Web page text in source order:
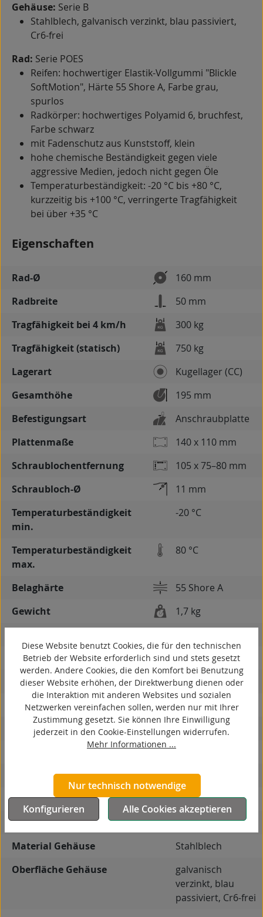
Gehäuse: Serie B
Stahlblech, galvanisch verzinkt, blau passiviert,
Cr6-frei
Rad: Serie POES
Reifen: hochwertiger Elastik-Vollgummi "Blickle
SoftMotion", Härte 55 Shore A, Farbe grau,
spurlos
Radkörper: hochwertiges Polyamid 6, bruchfest,
Farbe schwarz
mit Fadenschutz aus Kunststoff, klein
hohe chemische Beständigkeit gegen viele
aggressive Medien, jedoch nicht gegen Öle
Temperaturbeständigkeit: -20 °C bis +80 °C,
kurzzeitig bis +100 °C, verringerte Tragfähigkeit
bei über +35 °C
Eigenschaften
Rad-Ø
160 mm
Radbreite
50 mm
Tragfähigkeit bei 4 km/h
300 kg
Tragfähigkeit (statisch)
750 kg
Lagerart
Kugellager (CC)
Gesamthöhe
195 mm
Befestigungsart
Anschraubplatte
Plattenmaße
140 x 110 mm
Schraublochentfernung
105 x 75–80 mm
Schraubloch-Ø
11 mm
Temperaturbeständigkeit
min.
-20 °C
Temperaturbeständigkeit
max.
80 °C
Belaghärte
55 Shore A
Gewicht
1,7 kg
kontaktverfärbungsfrei
antistatisch
ESD
elektrisch leitfähig
korrosionsbeständig
hitzebeständig
autoklaventauglich
Produkttyp
Bockrolle
Material Gehäuse
Stahlblech
Oberfläche Gehäuse
galvanisch
verzinkt, blau
passiviert, Cr6-frei
Diese Website benutzt Cookies, die für den technischen
Betrieb der Website erforderlich sind und stets gesetzt
werden. Andere Cookies, die den Komfort bei Benutzung
dieser Website erhöhen, der Direktwerbung dienen oder
die Interaktion mit anderen Websites und sozialen
Netzwerken vereinfachen sollen, werden nur mit Ihrer
Zustimmung gesetzt. Sie können Ihre Einwilligung
jederzeit in den Cookie-Einstellungen widerrufen.
Mehr Informationen ...
Nur technisch notwendige
Konfigurieren
Alle Cookies akzeptieren